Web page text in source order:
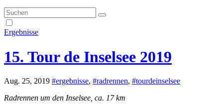
Ergebnisse
15. Tour de Inselsee 2019
Aug. 25, 2019 #ergebnisse, #radrennen, #tourdeinselsee
Radrennen um den Inselsee, ca. 17 km